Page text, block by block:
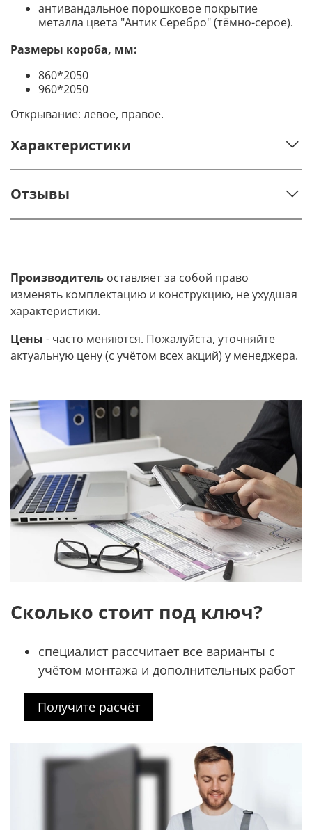
антивандальное порошковое покрытие
металла цвета "Антик Серебро" (тёмно-серое).
Размеры короба, мм:
860*2050
960*2050
Открывание: левое, правое.
Характеристики
Отзывы
Производитель оставляет за собой право
изменять комплектацию и конструкцию, не ухудшая
характеристики.
Цены - часто меняются. Пожалуйста, уточняйте
актуальную цену (с учётом всех акций) у менеджера.
Сколько стоит под ключ?
специалист рассчитает все варианты с
учётом монтажа и дополнительных работ
Получите расчёт